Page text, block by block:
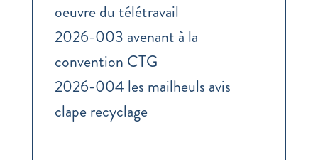
oeuvre du télétravail
2026-003 avenant à la
convention CTG
2026-004 les mailheuls avis
clape recyclage